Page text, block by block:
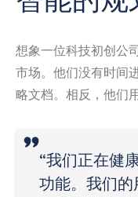
想象一位科技初创公
市场。他们没有时间
略文档。相反，他们
“我们正在健
功能。我们